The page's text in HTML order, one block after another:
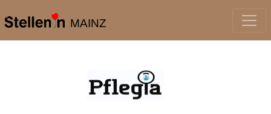
MAINZ